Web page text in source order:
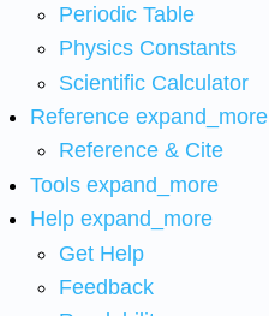
Periodic Table
Physics Constants
Scientific Calculator
Reference expand_more
Reference & Cite
Tools expand_more
Help expand_more
Get Help
Feedback